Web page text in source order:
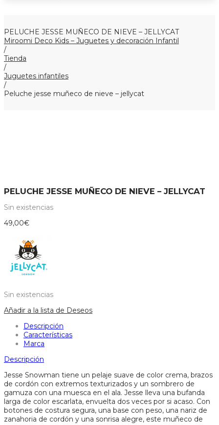
PELUCHE JESSE MUÑECO DE NIEVE – JELLYCAT
Miroomi Deco Kids – Juguetes y decoración Infantil
/
Tienda
/
Juguetes infantiles
/
Peluche jesse muñeco de nieve – jellycat
PELUCHE JESSE MUÑECO DE NIEVE – JELLYCAT
Sin existencias
49,00€
Sin existencias
Añadir a la lista de Deseos
Descripción
Características
Marca
Descripción
Jesse Snowman tiene un pelaje suave de color crema, brazos
de cordón con extremos texturizados y un sombrero de
gamuza con una muesca en el ala. Jesse lleva una bufanda
larga de color escarlata, envuelta dos veces por si acaso. Con
botones de costura segura, una base con peso, una nariz de
zanahoria de cordón y una sonrisa alegre, este muñeco de